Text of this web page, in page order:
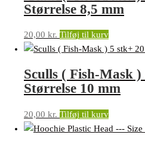
Størrelse 8,5 mm
20,00 kr. Tilføj til kurv
Sculls ( Fish-Mask
Størrelse 10 mm
20,00 kr. Tilføj til kurv